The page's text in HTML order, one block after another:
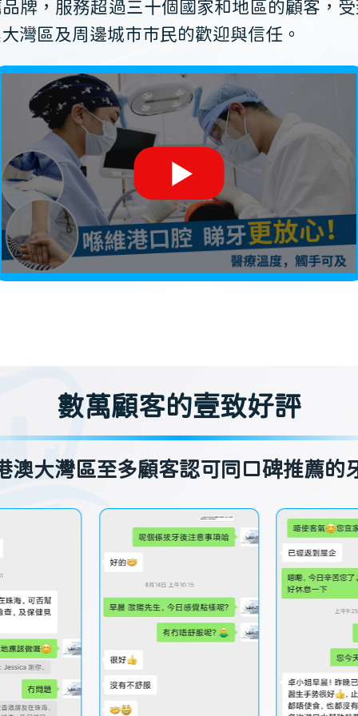
牌，服務超過三十個國家和地區的顧客，
灣區及周邊城市市民的歡迎與信任。
數萬顧客的壹致好評
澳大灣區至多顧客認可同口碑推薦的